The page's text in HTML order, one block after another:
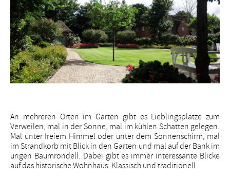
An mehreren Orten im Garten gibt es Lieblingsplätze zum
Verweilen, mal in der Sonne, mal im kühlen Schatten gelegen.
Mal unter freiem Himmel oder unter dem Sonnenschirm, mal
im Strandkorb mit Blick in den Garten und mal auf der Bank im
urigen Baumrondell. Dabei gibt es immer interessante Blicke
auf das historische Wohnhaus. Klassisch und traditionell